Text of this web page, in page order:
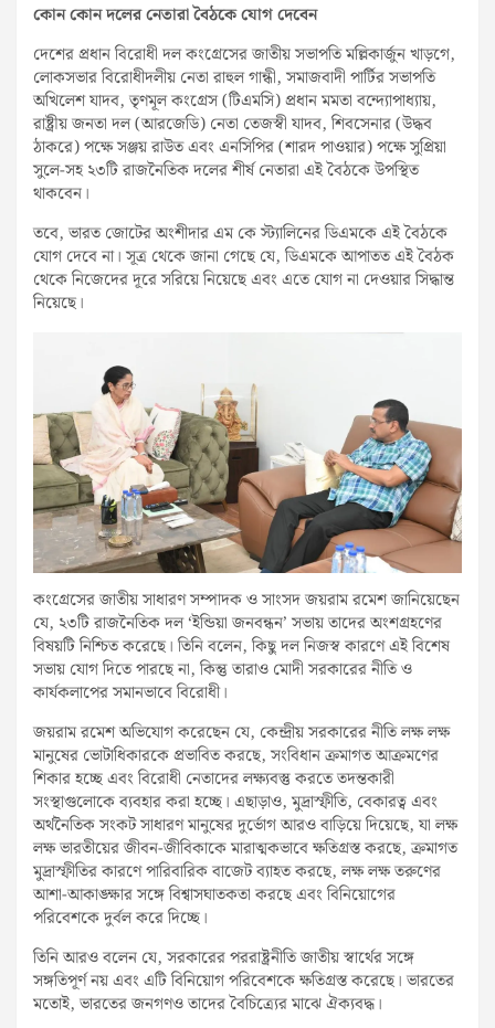
কোন কোন দলের নেতারা বৈঠকে যোগ দেবেন
দেশের প্রধান বিরোধী দল কংগ্রেসের জাতীয় সভাপতি মল্লিকার্জুন খাড়গে,
লোকসভার বিরোধীদলীয় নেতা রাহুল গান্ধী, সমাজবাদী পার্টির সভাপতি
অখিলেশ যাদব, তৃণমূল কংগ্রেস (টিএমসি) প্রধান মমতা বন্দ্যোপাধ্যায়,
রাষ্ট্রীয় জনতা দল (আরজেডি) নেতা তেজস্বী যাদব, শিবসেনার (উদ্ধব
ঠাকরে) পক্ষে সঞ্জয় রাউত এবং এনসিপির (শারদ পাওয়ার) পক্ষে সুপ্রিয়া
সুলে-সহ ২৩টি রাজনৈতিক দলের শীর্ষ নেতারা এই বৈঠকে উপস্থিত
থাকবেন।
তবে, ভারত জোটের অংশীদার এম কে স্ট্যালিনের ডিএমকে এই বৈঠকে
যোগ দেবে না। সূত্র থেকে জানা গেছে যে, ডিএমকে আপাতত এই বৈঠক
থেকে নিজেদের দূরে সরিয়ে নিয়েছে এবং এতে যোগ না দেওয়ার সিদ্ধান্ত
নিয়েছে।
কংগ্রেসের জাতীয় সাধারণ সম্পাদক ও সাংসদ জয়রাম রমেশ জানিয়েছেন
যে, ২৩টি রাজনৈতিক দল ‘ইন্ডিয়া জনবন্ধন’ সভায় তাদের অংশগ্রহণের
বিষয়টি নিশ্চিত করেছে। তিনি বলেন, কিছু দল নিজস্ব কারণে এই বিশেষ
সভায় যোগ দিতে পারছে না, কিন্তু তারাও মোদী সরকারের নীতি ও
কার্যকলাপের সমানভাবে বিরোধী।
জয়রাম রমেশ অভিযোগ করেছেন যে, কেন্দ্রীয় সরকারের নীতি লক্ষ লক্ষ
মানুষের ভোটাধিকারকে প্রভাবিত করছে, সংবিধান ক্রমাগত আক্রমণের
শিকার হচ্ছে এবং বিরোধী নেতাদের লক্ষ্যবস্তু করতে তদন্তকারী
সংস্থাগুলোকে ব্যবহার করা হচ্ছে। এছাড়াও, মুদ্রাস্ফীতি, বেকারত্ব এবং
অর্থনৈতিক সংকট সাধারণ মানুষের দুর্ভোগ আরও বাড়িয়ে দিয়েছে, যা লক্ষ
লক্ষ ভারতীয়ের জীবন-জীবিকাকে মারাত্মকভাবে ক্ষতিগ্রস্ত করছে, ক্রমাগত
মুদ্রাস্ফীতির কারণে পারিবারিক বাজেট ব্যাহত করছে, লক্ষ লক্ষ তরুণের
আশা-আকাঙ্ক্ষার সঙ্গে বিশ্বাসঘাতকতা করছে এবং বিনিয়োগের
পরিবেশকে দুর্বল করে দিচ্ছে।
তিনি আরও বলেন যে, সরকারের পররাষ্ট্রনীতি জাতীয় স্বার্থের সঙ্গে
সঙ্গতিপূর্ণ নয় এবং এটি বিনিয়োগ পরিবেশকে ক্ষতিগ্রস্ত করেছে। ভারতের
মতোই, ভারতের জনগণও তাদের বৈচিত্র্যের মাঝে ঐক্যবদ্ধ।